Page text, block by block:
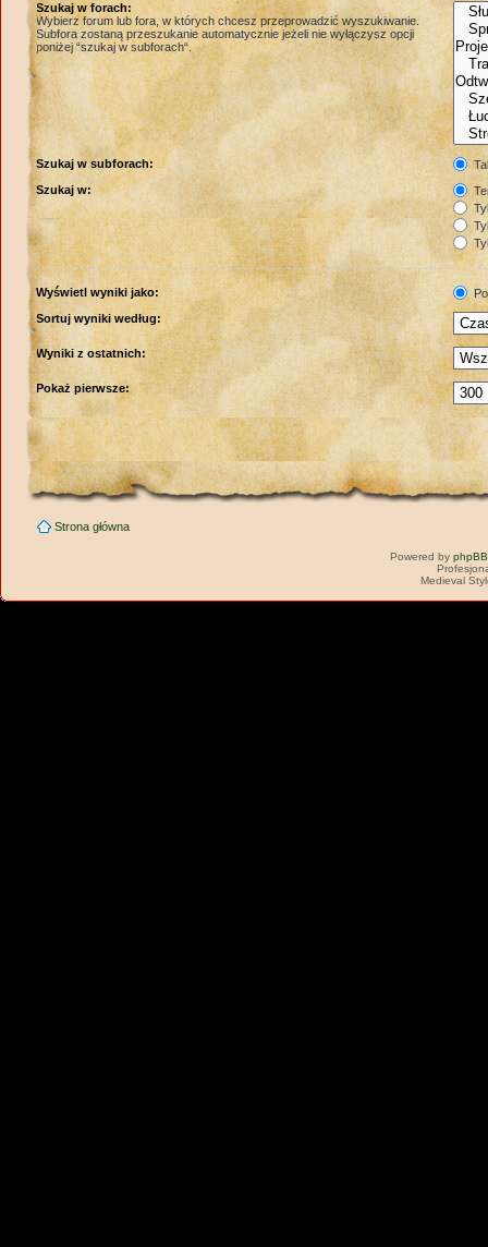
Szukaj w forach:
Wybierz forum lub fora, w których chcesz przeprowadzić wyszukiwanie.
Subfora zostaną przeszukanie automatycznie jeżeli nie wyłączysz opcji
poniżej “szukaj w subforach“.
Szukaj w subforach:
Szukaj w:
Wyświetl wyniki jako:
Sortuj wyniki według:
Wyniki z ostatnich:
Pokaż pierwsze:
Strona główna
Powered by phpBB
Medieval